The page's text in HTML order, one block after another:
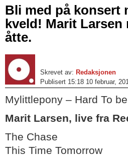
Bli med på konsert
kveld! Marit Larsen
åtte.
Skrevet av: Redaksjonen
Publisert 15:18 10 februar,
Mylittlepony – Hard To
Marit Larsen, live fra
The Chase
This Time Tomorrow